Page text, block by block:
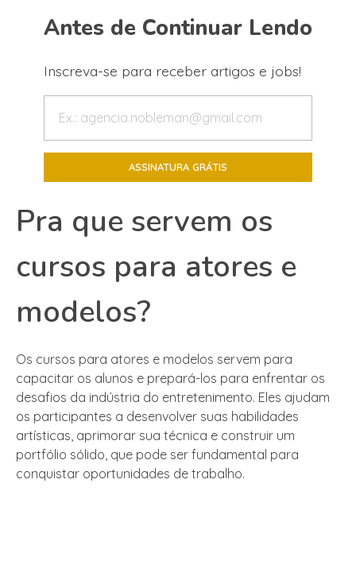
Antes de Continuar Lendo
Inscreva-se para receber artigos e jobs!
Pra que servem os
cursos para atores e
modelos?
Os cursos para atores e modelos servem para
capacitar os alunos e prepará-los para enfrentar os
desafios da indústria do entretenimento. Eles ajudam
os participantes a desenvolver suas habilidades
artísticas, aprimorar sua técnica e construir um
portfólio sólido, que pode ser fundamental para
conquistar oportunidades de trabalho.